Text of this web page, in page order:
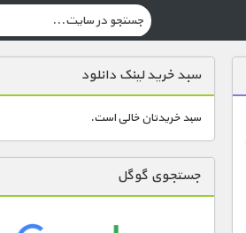
سبد خرید لینک دانلود
سبد خریدتان خالی است.
جستجوی گوگل